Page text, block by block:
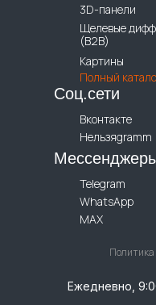
3D-панели
Щелевые
(B2B)
Картины
Полный
Вконтакте
Нельзяgramm
Соц.сети
Telegram
WhatsApp
MAX
Ежедневно,